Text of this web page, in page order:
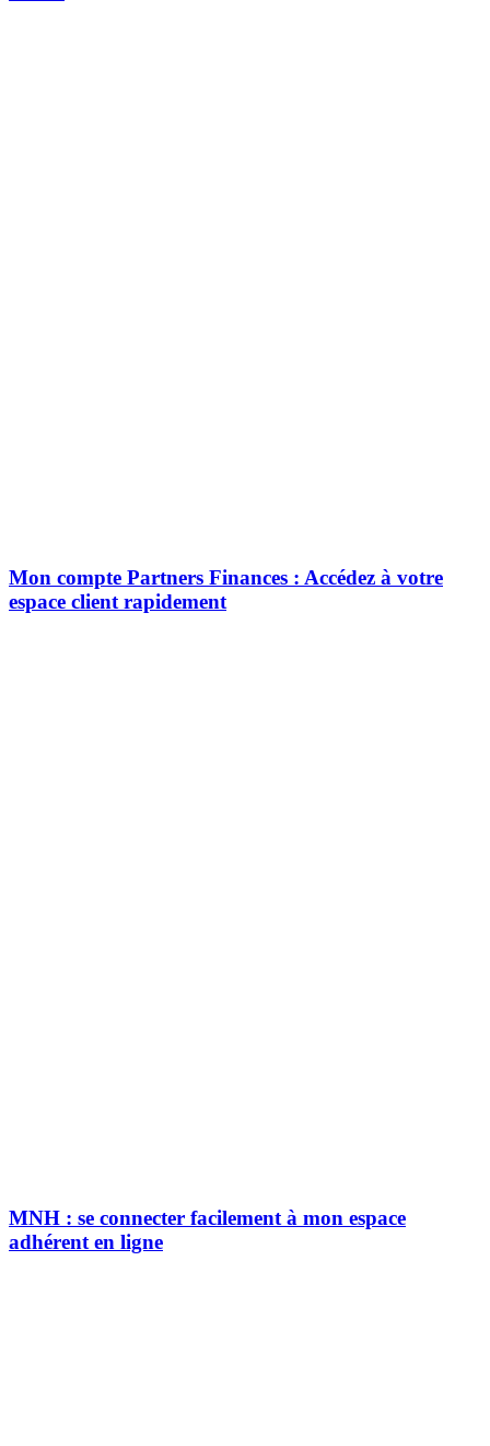
Mon compte Partners Finances : Accédez à votre
espace client rapidement
MNH : se connecter facilement à mon espace
adhérent en ligne